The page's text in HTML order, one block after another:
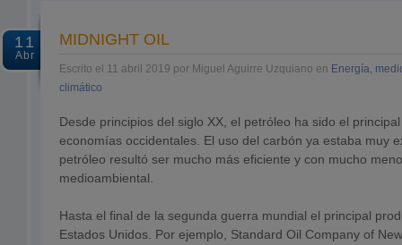
11
Abr
MIDNIGHT OIL
Escrito el 11 abril 2019 por Miguel Aguirre Uzquiano en Energía,
climático
Desde principios del siglo XX, el petróleo ha sido el
economías occidentales. El uso del carbón ya estaba muy
petróleo resultó ser mucho más eficiente y con mucho
medioambiental.
Hasta el final de la segunda guerra mundial el principal
Estados Unidos. Por ejemplo, Standard Oil Company of